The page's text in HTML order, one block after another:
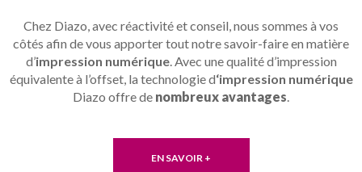
Chez Diazo, avec réactivité et conseil, nous sommes à vos
côtés afin de vous apporter tout notre savoir-faire en matière
d’impression numérique. Avec une qualité d’impression
équivalente à l’offset, la technologie d‘impression numérique
Diazo offre de nombreux avantages.
EN SAVOIR +